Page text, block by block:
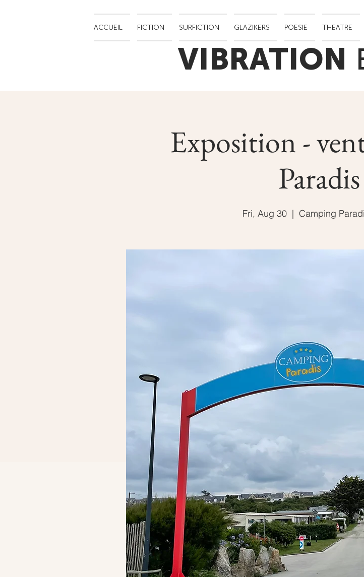
ACCUEIL FICTION SURFICTION GLAZIKERS POESIE THEATRE
VIBRATION
Exposition -
Fri, Aug 30
  |
Camping